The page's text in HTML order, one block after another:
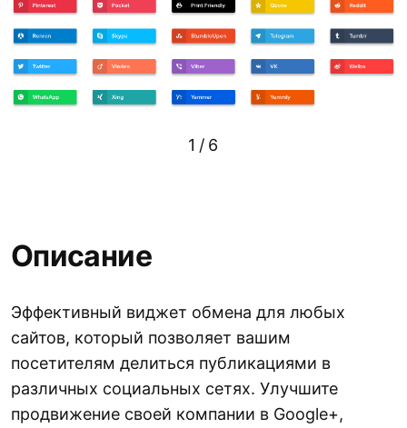
1 / 6
Описание
Эффективный виджет обмена для любых
сайтов, который позволяет вашим
посетителям делиться публикациями в
различных социальных сетях. Улучшите
продвижение своей компании в Google+,